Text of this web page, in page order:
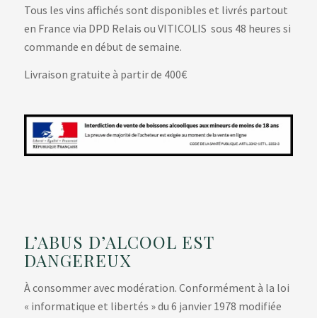
Tous les vins affichés sont disponibles et livrés partout
en France via DPD Relais ou VITICOLIS sous 48 heures si
commande en début de semaine.
Livraison gratuite à partir de 400€
L’ABUS D’ALCOOL EST
DANGEREUX
À consommer avec modération. Conformément à la loi
« informatique et libertés » du 6 janvier 1978 modifiée